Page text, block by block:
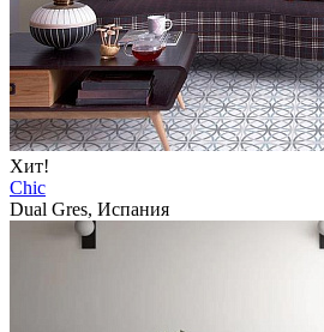
Хит!
Chic
Dual Gres, Испания